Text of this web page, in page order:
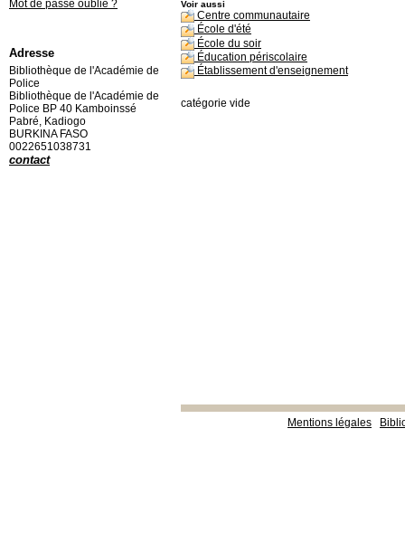
Voir aussi
Centre communautaire
École d'été
École du soir
Éducation périscolaire
Établissement d'enseignement
catégorie vide
Mentions légales
Mot de passe oublié ?
Adresse
Bibliothèque de l'Académie de
Police
Bibliothèque de l'Académie de
Police BP 40 Kamboinssé
Pabré, Kadiogo
BURKINA FASO
0022651038731
contact